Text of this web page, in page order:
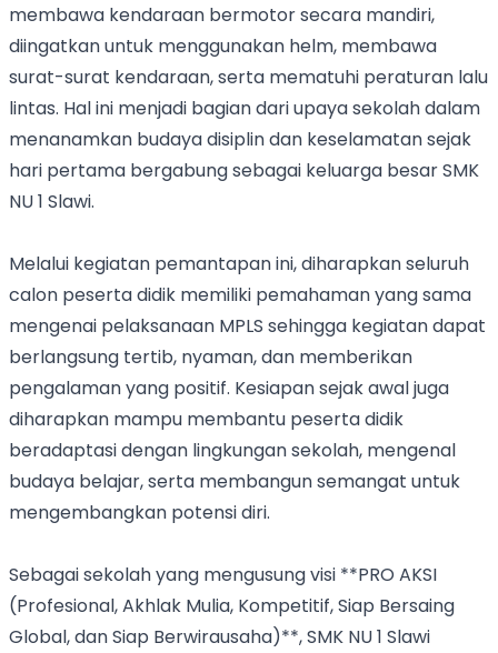
membawa kendaraan bermotor secara mandiri,
diingatkan untuk menggunakan helm, membawa
surat-surat kendaraan, serta mematuhi peraturan lalu
lintas. Hal ini menjadi bagian dari upaya sekolah dalam
menanamkan budaya disiplin dan keselamatan sejak
hari pertama bergabung sebagai keluarga besar SMK
NU 1 Slawi.
Melalui kegiatan pemantapan ini, diharapkan seluruh
calon peserta didik memiliki pemahaman yang sama
mengenai pelaksanaan MPLS sehingga kegiatan dapat
berlangsung tertib, nyaman, dan memberikan
pengalaman yang positif. Kesiapan sejak awal juga
diharapkan mampu membantu peserta didik
beradaptasi dengan lingkungan sekolah, mengenal
budaya belajar, serta membangun semangat untuk
mengembangkan potensi diri.
Sebagai sekolah yang mengusung visi **PRO AKSI
(Profesional, Akhlak Mulia, Kompetitif, Siap Bersaing
Global, dan Siap Berwirausaha)**, SMK NU 1 Slawi